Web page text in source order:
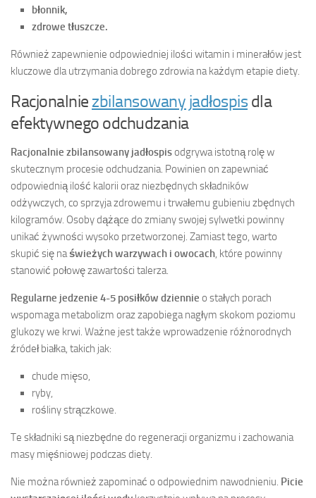
błonnik,
zdrowe tłuszcze.
Również zapewnienie odpowiedniej ilości witamin i minerałów jest
kluczowe dla utrzymania dobrego zdrowia na każdym etapie diety.
Racjonalnie zbilansowany jadłospis dla
efektywnego odchudzania
Racjonalnie zbilansowany jadłospisodgrywa istotną rolę w
skutecznym procesie odchudzania. Powinien on zapewniać
odpowiednią ilość kalorii oraz niezbędnych składników
odżywczych, co sprzyja zdrowemu i trwałemu gubieniu zbędnych
kilogramów. Osoby dążące do zmiany swojej sylwetki powinny
unikać żywności wysoko przetworzonej. Zamiast tego, warto
skupić się naświeżych warzywach i owocach , które powinny
stanowić połowę zawartości talerza.
Regularne jedzenie 4-5 posiłków dziennie o stałych porach
wspomaga metabolizm oraz zapobiega nagłym skokom poziomu
glukozy we krwi. Ważne jest także wprowadzenie różnorodnych
źródeł białka, takich jak:
chude mięso,
ryby,
rośliny strączkowe.
Te składniki są niezbędne do regeneracji organizmu i zachowania
masy mięśniowej podczas diety.
Nie można również zapominać o odpowiednim nawodnieniu. Picie